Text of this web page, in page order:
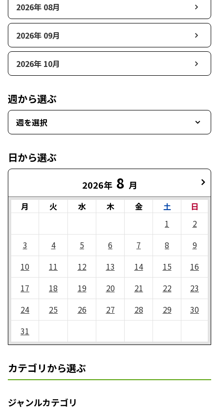
2026年 08月
2026年 09月
2026年 10月
週から選ぶ
週を選択
日から選ぶ
2026年 8 月
月 火 水 木 金 土
日
1
2
3
4 5 6 7 8
9
10
11 12 13 14 15
16
17
18 19 20 21 22
23
24
25 26 27 28 29
30
31
カテゴリから選ぶ
ジャンルカテゴリ